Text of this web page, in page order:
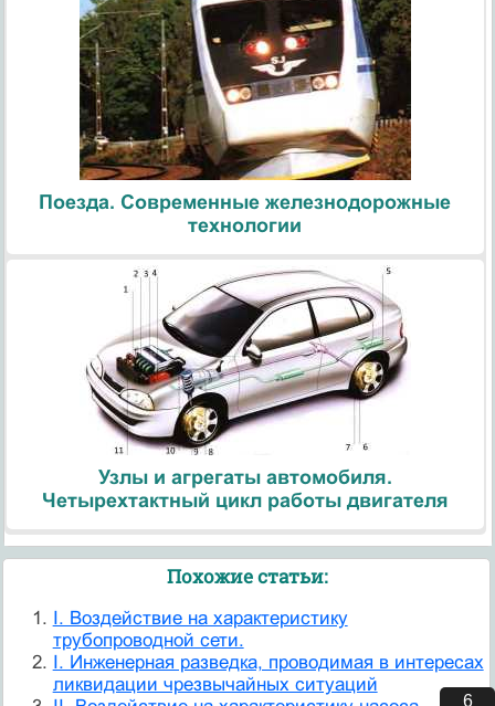
Поезда. Современные железнодорожные
технологии
Узлы и агрегаты автомобиля.
Четырехтактный цикл работы двигателя
Похожие статьи:
I. Воздействие на характеристику
трубопроводной сети.
I. Инженерная разведка, проводимая в интересах
ликвидации чрезвычайных ситуаций
5